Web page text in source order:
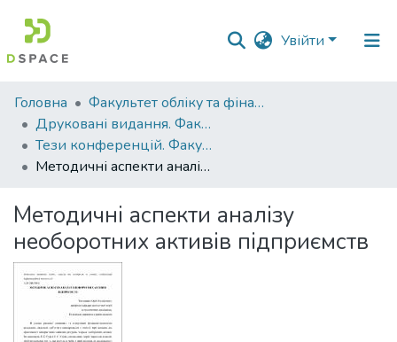
Увійти
Фонди
та
зібрання
Пошук за критеріями
Статистика
Головна
Факультет обліку та фінансів
Друковані видання. Факультет обліку та фінансів
Тези конференцій. Факультет обліку та фінансів
Методичні аспекти аналізу необоротних активів підприємств
Методичні аспекти аналізу
необоротних активів підприємств